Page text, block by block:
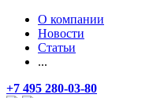
О компании
Новости
Статьи
...
+7 495 280-03-80